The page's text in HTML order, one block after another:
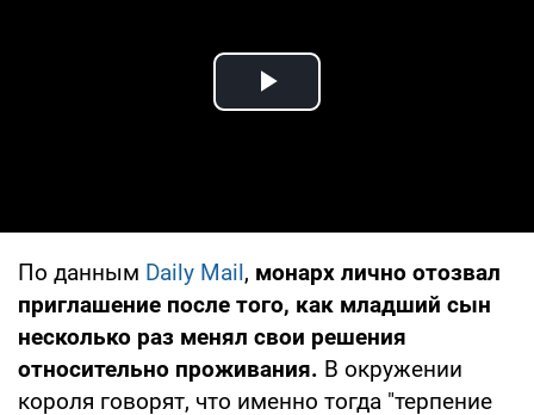
Play Video
По данным Daily Mail, монарх лично отозвал
приглашение после того, как младший сын
несколько раз менял свои решения
относительно проживания. В окружении
короля говорят, что именно тогда "терпение